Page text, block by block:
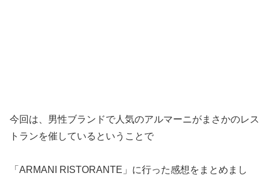
今回は、男性ブランドで人気のアルマーニがまさかのレス
トランを催しているということで
「ARMANI RISTORANTE」に行った感想をまとめまし